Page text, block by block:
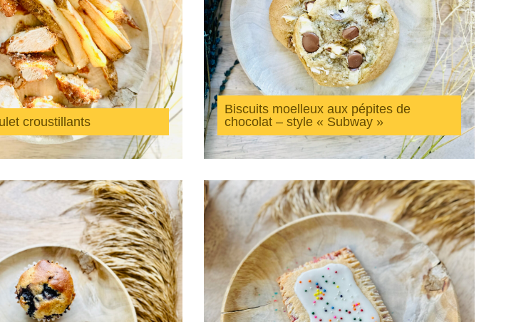
croustillants
Biscuits moelleux aux pépites de
chocolat – style « Subway »